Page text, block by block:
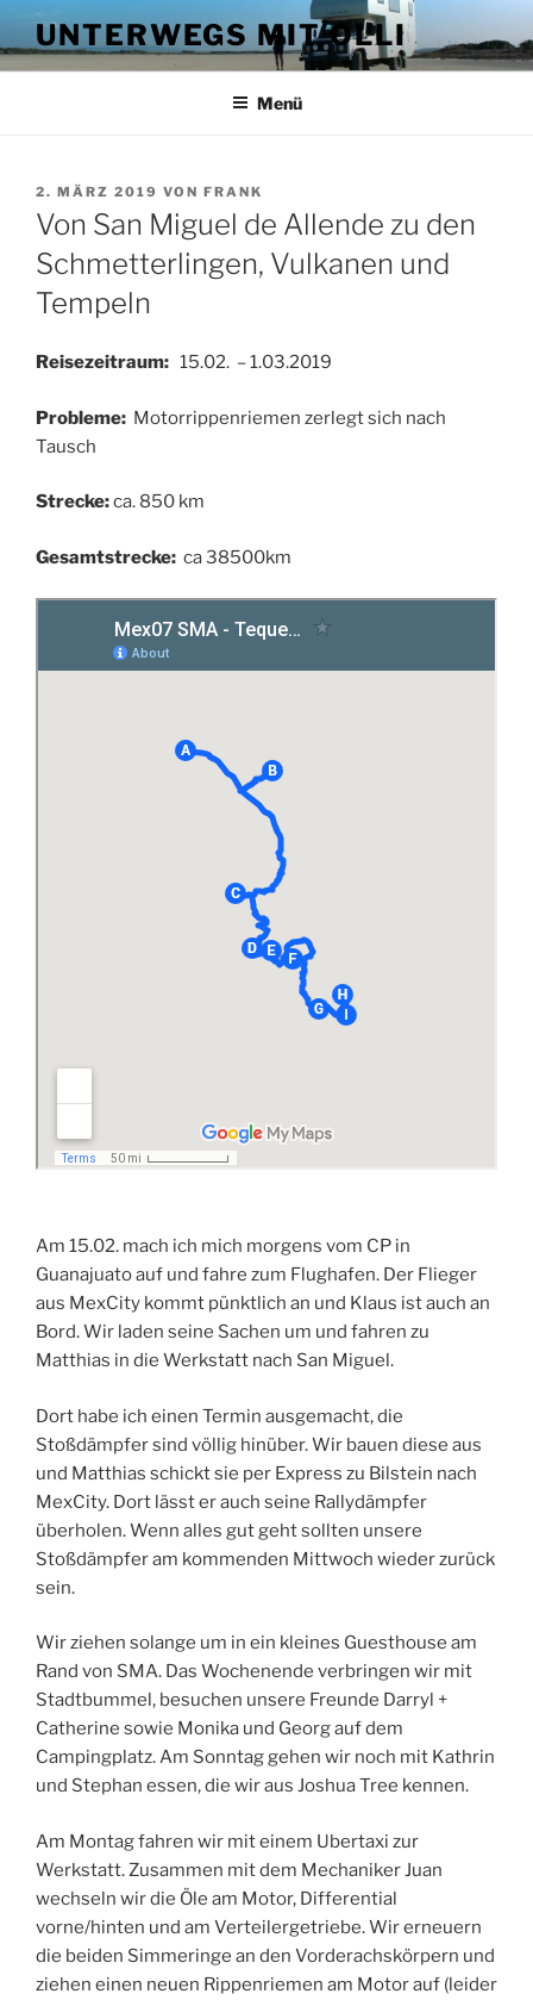
Inhalt
springen
UNTERWEGS MIT OLLI
Menü
VERÖFFENTLICHT
AM
2. MÄRZ 2019 VON FRANK
Von San Miguel de Allende zu den
Schmetterlingen, Vulkanen und
Tempeln
Reisezeitraum: 15.02. – 1.03.2019
Probleme: Motorrippenriemen zerlegt sich nach
Tausch
Strecke:ca. 850 km
Gesamtstrecke: ca 38500km
Am 15.02. mach ich mich morgens vom CP in
Guanajuato auf und fahre zum Flughafen. Der Flieger
aus MexCity kommt pünktlich an und Klaus ist auch an
Bord. Wir laden seine Sachen um und fahren zu
Matthias in die Werkstatt nach San Miguel.
Dort habe ich einen Termin ausgemacht, die
Stoßdämpfer sind völlig hinüber. Wir bauen diese aus
und Matthias schickt sie per Express zu Bilstein nach
MexCity. Dort lässt er auch seine Rallydämpfer
überholen. Wenn alles gut geht sollten unsere
Stoßdämpfer am kommenden Mittwoch wieder zurück
sein.
Wir ziehen solange um in ein kleines Guesthouse am
Rand von SMA. Das Wochenende verbringen wir mit
Stadtbummel, besuchen unsere Freunde Darryl +
Catherine sowie Monika und Georg auf dem
Campingplatz. Am Sonntag gehen wir noch mit Kathrin
und Stephan essen, die wir aus Joshua Tree kennen.
Am Montag fahren wir mit einem Ubertaxi zur
Werkstatt. Zusammen mit dem Mechaniker Juan
wechseln wir die Öle am Motor, Differential
vorne/hinten und am Verteilergetriebe. Wir erneuern
die beiden Simmeringe an den Vorderachskörpern und
ziehen einen neuen Rippenriemen am Motor auf (leider